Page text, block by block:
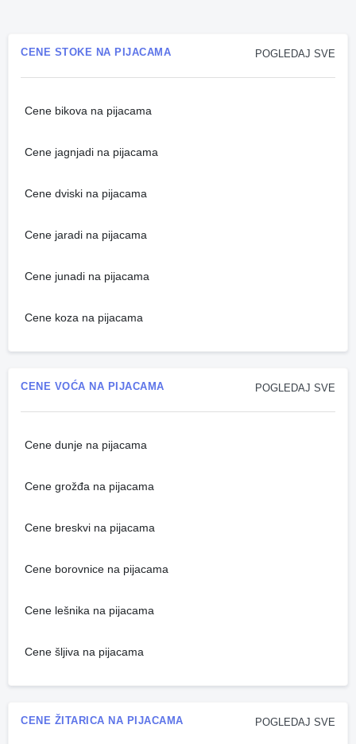
POGLEDAJ SVE
CENE STOKE NA PIJACAMA
Cene bikova na pijacama
Cene jagnjadi na pijacama
Cene dviski na pijacama
Cene jaradi na pijacama
Cene junadi na pijacama
Cene koza na pijacama
POGLEDAJ SVE
CENE VOĆA NA PIJACAMA
Cene dunje na pijacama
Cene grožđa na pijacama
Cene breskvi na pijacama
Cene borovnice na pijacama
Cene lešnika na pijacama
Cene šljiva na pijacama
POGLEDAJ SVE
CENE ŽITARICA NA PIJACAMA